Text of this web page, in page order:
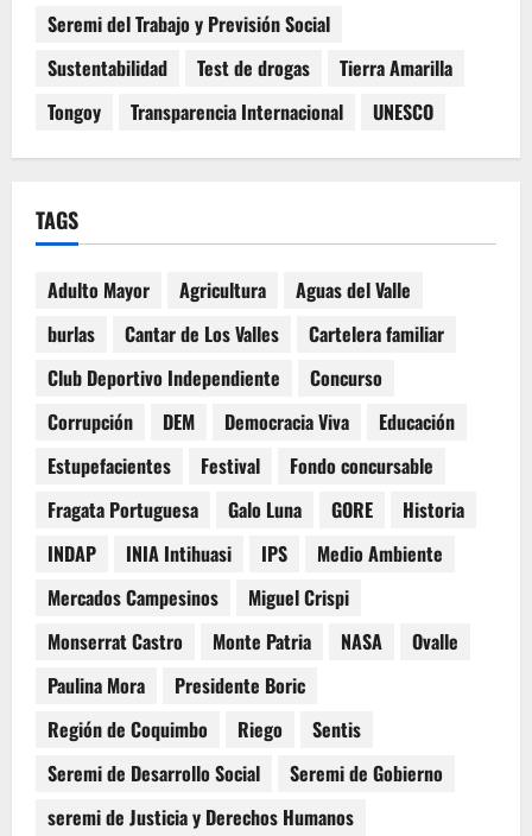
Seremi del Trabajo y Previsión Social
Sustentabilidad
Test de drogas
Tierra Amarilla
Tongoy
Transparencia Internacional UNESCO
TAGS
Adulto Mayor Agricultura
Aguas del Valle
burlas
Cantar de Los Valles
Cartelera familiar
Club Deportivo Independiente
Concurso
Corrupción
DEM Democracia Viva
Educación
Estupefacientes
Festival
Fondo concursable
Fragata Portuguesa
Galo Luna GORE
Historia
INDAP
INIA Intihuasi IPS
Medio Ambiente
Mercados Campesinos
Miguel Crispi
Monserrat Castro
Monte Patria NASA
Ovalle
Paulina Mora
Presidente Boric
Región de Coquimbo
Riego
Sentis
Seremi de Desarrollo Social
Seremi de Gobierno
seremi de Justicia y Derechos Humanos